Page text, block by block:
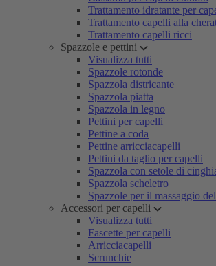
Trattamento idratante per
Trattamento capelli alla
Trattamento capelli ricci
Spazzole e pettini
Visualizza tutti
Spazzole rotonde
Spazzola districante
Spazzola piatta
Spazzola in legno
Pettini per capelli
Pettine a coda
Pettine arricciacapelli
Pettini da taglio per capelli
Spazzola con setole di
Spazzola scheletro
Spazzole per il massaggio
Accessori per capelli
Visualizza tutti
Fascette per capelli
Arricciacapelli
Scrunchie